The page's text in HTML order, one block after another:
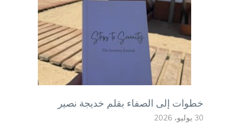
خطوات إلى الصفاء بقلم خديجة نصير
30 يوليو، 2026